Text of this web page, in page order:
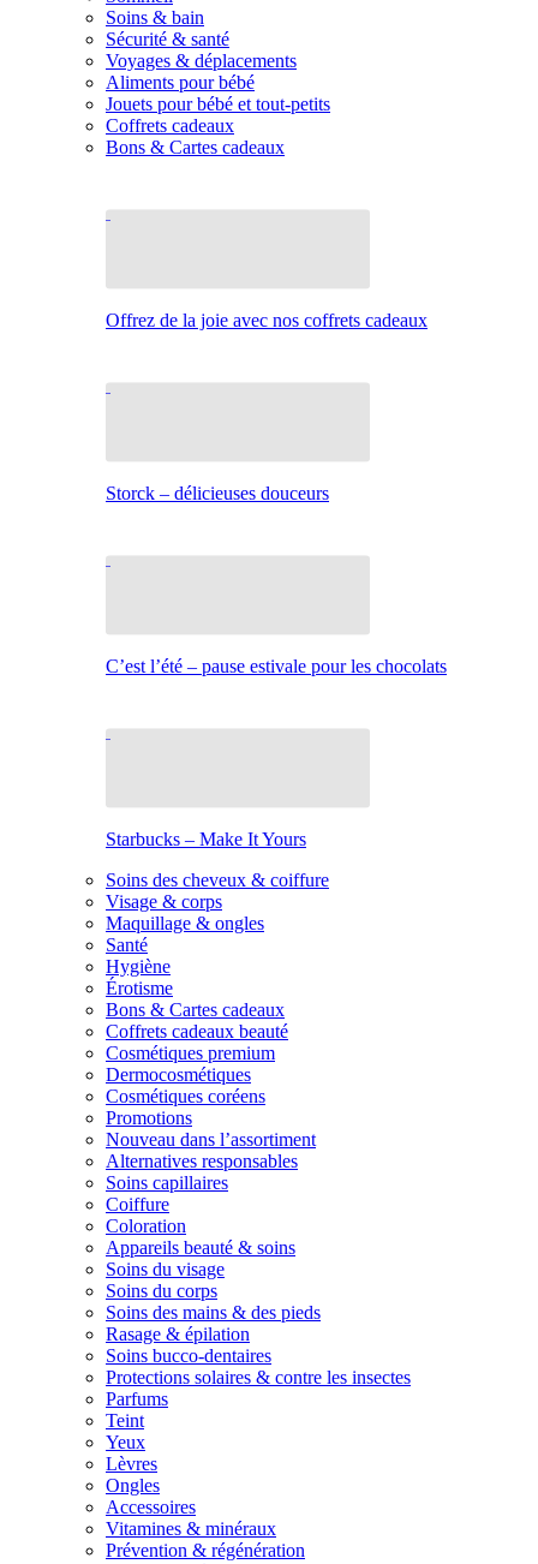
Soins & bain
Sécurité & santé
Voyages & déplacements
Aliments pour bébé
Jouets pour bébé et tout-petits
Coffrets cadeaux
Bons & Cartes cadeaux
Offrez de la joie avec nos coffrets cadeaux
Storck – délicieuses douceurs
C’est l’été – pause estivale pour les chocolats
Starbucks – Make It Yours
Soins des cheveux & coiffure
Visage & corps
Maquillage & ongles
Santé
Hygiène
Érotisme
Bons & Cartes cadeaux
Coffrets cadeaux beauté
Cosmétiques premium
Dermocosmétiques
Cosmétiques coréens
Promotions
Nouveau dans l’assortiment
Alternatives responsables
Soins capillaires
Coiffure
Coloration
Appareils beauté & soins
Soins du visage
Soins du corps
Soins des mains & des pieds
Rasage & épilation
Soins bucco-dentaires
Protections solaires & contre les insectes
Parfums
Teint
Yeux
Lèvres
Ongles
Accessoires
Vitamines & minéraux
Prévention & régénération